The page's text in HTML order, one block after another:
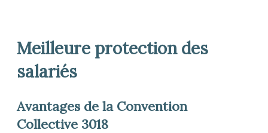
Meilleure protection des
salariés
Avantages de la Convention
Collective 3018